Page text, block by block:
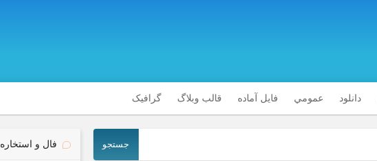
دانلود عمومي فایل آماده قالب وبلاگ گرافیک
جستجو فال و استخاره